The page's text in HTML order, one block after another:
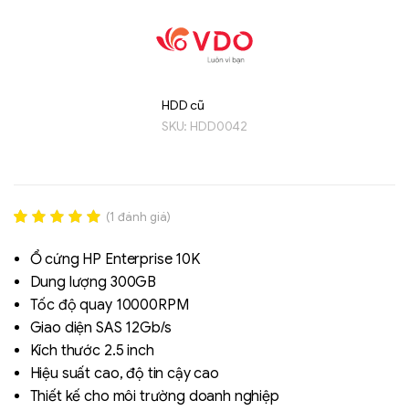
HDD cũ
SKU: HDD0042
out of 5
based on
đánh giá
(1 đánh giá)
Ổ cứng HP Enterprise 10K
Dung lượng 300GB
Tốc độ quay 10000RPM
Giao diện SAS 12Gb/s
Kích thước 2.5 inch
Hiệu suất cao, độ tin cậy cao
Thiết kế cho môi trường doanh nghiệp
Liên hệ
SK hynix - DRAM
- GDDR - GDDR6
G493-SB4 (rev.